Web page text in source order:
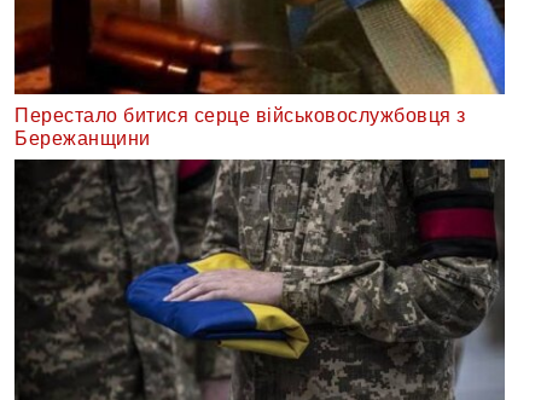
Перестало битися серце військовослужбовця з
Бережанщини